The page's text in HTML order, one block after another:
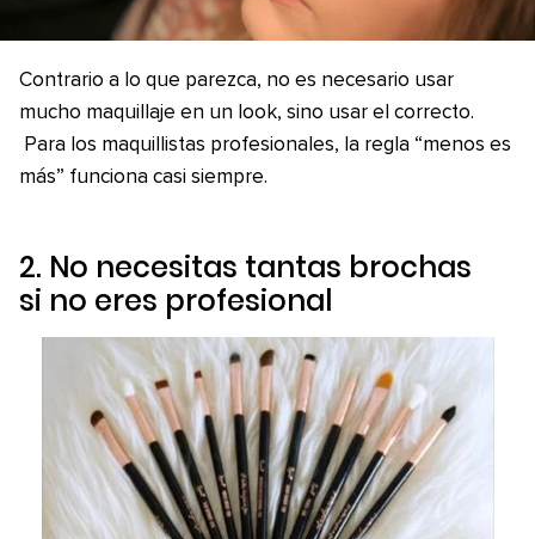
Contrario a lo que parezca, no es necesario usar
mucho maquillaje en un look, sino usar el correcto.
Para los maquillistas profesionales, la regla “menos es
más” funciona casi siempre.
2. No necesitas tantas brochas
si no eres profesional